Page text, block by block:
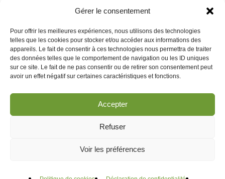
Gérer le consentement
Pour offrir les meilleures expériences, nous utilisons des technologies
telles que les cookies pour stocker et/ou accéder aux informations des
appareils. Le fait de consentir à ces technologies nous permettra de traiter
des données telles que le comportement de navigation ou les ID uniques
sur ce site. Le fait de ne pas consentir ou de retirer son consentement peut
avoir un effet négatif sur certaines caractéristiques et fonctions.
Accepter
Refuser
Voir les préférences
1493, rang Kempt
Contenu à venir…